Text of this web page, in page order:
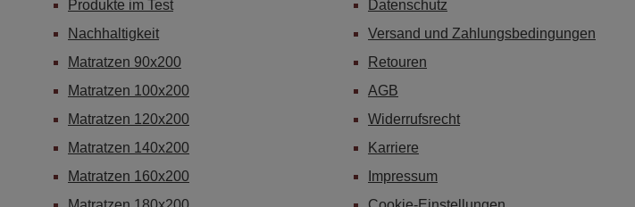
Produkte im Test
Nachhaltigkeit
Matratzen 90x200
Matratzen 100x200
Matratzen 120x200
Matratzen 140x200
Matratzen 160x200
Datenschutz
Versand und Zahlungsbedingungen
Retouren
AGB
Widerrufsrecht
Karriere
Impressum